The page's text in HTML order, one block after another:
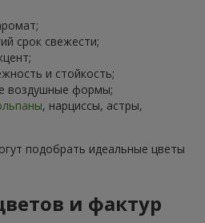
срок свежести;
и стойкость;
воздушные формы;
, нарциссы, астры,
подобрать идеальные цветы
и фактур